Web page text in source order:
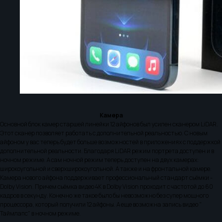
Камера
Основной блок камер старшей линейки 12 айфонов был усилен сканером LiDAR.
Этот сканер позволяет работать с дополнительной реальностью. С новым
айфоном у вас теперь будет больше возможностей в приложениях с поддержкой
дополнительной реальности. Благодаря LiDAR режим портрета доступен и в
ночном режиме. А сам ночной режим теперь доступен на двух камерах:
широкоугольной и сверхширокоугольной. А также и на фронтальной камере.
Камера нового айфона поддерживает профессиональный стандарт сьёмки -
Dolby Vision. Причем сьёмка видео 4К в Dolby Vision проходит с частотой до 60
кадров в секунду. Конечно же такое было бы невозможно без супер мощного
процессора, который получили 12 айфоны. А еще возможна запись видео "
Таймлапс" в ночном режиме.